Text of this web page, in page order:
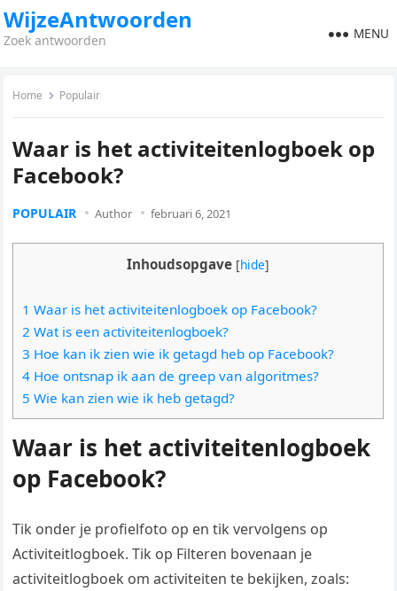
WijzeAntwoorden
Zoek antwoorden MENU
Home Populair
Waar is het activiteitenlogboek op
Facebook?
POPULAIR Author februari 6, 2021
Inhoudsopgave [hide]
1 Waar is het activiteitenlogboek op Facebook?
2 Wat is een activiteitenlogboek?
3 Hoe kan ik zien wie ik getagd heb op Facebook?
4 Hoe ontsnap ik aan de greep van algoritmes?
5 Wie kan zien wie ik heb getagd?
Waar is het activiteitenlogboek
op Facebook?
Tik onder je profielfoto op en tik vervolgens op
Activiteitlogboek. Tik op Filteren bovenaan je
activiteitlogboek om activiteiten te bekijken, zoals: